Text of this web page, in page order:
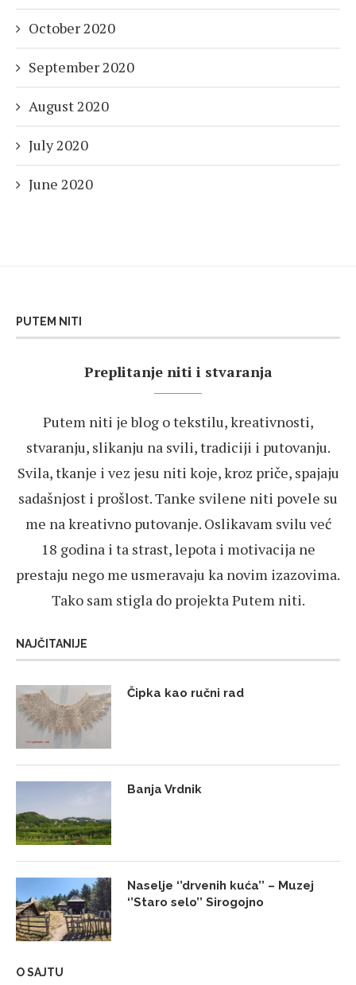
October 2020
September 2020
August 2020
July 2020
June 2020
PUTEM NITI
Preplitanje niti i stvaranja
Putem niti je blog o tekstilu, kreativnosti,
stvaranju, slikanju na svili, tradiciji i putovanju.
Svila, tkanje i vez jesu niti koje, kroz priče, spajaju
sadašnjost i prošlost. Tanke svilene niti povele su
me na kreativno putovanje. Oslikavam svilu već
18 godina i ta strast, lepota i motivacija ne
prestaju nego me usmeravaju ka novim izazovima.
Tako sam stigla do projekta Putem niti.
NAJČITANIJE
Čipka kao ručni rad
Banja Vrdnik
Naselje ‘’drvenih kuća’’ – Muzej
‘’Staro selo’’ Sirogojno
O SAJTU